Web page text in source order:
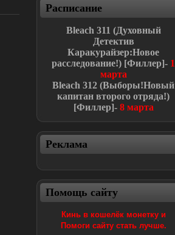
Расписание
Bleach 311 (Духовный
Детектив
Каракурайзер:Новое
расследование!) [Филлер]- 1
марта
Bleach312 (Выборы!Новый
капитан второго отряда!)
[Филлер]-8 марта
Реклама
Помощь сайту
Кинь в кошелёк монетку и
Помоги сайту стать лучше.